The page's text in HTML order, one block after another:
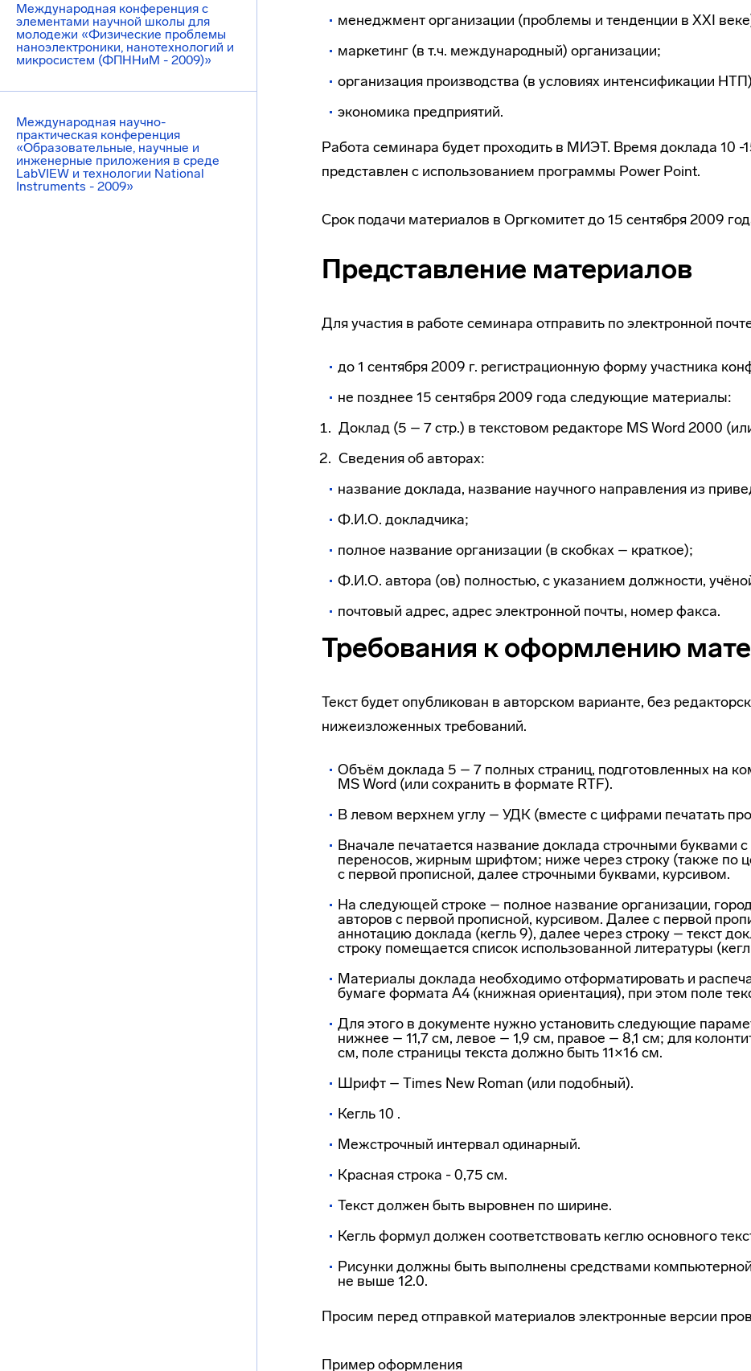
Международная конференция с
элементами научной школы для
молодежи «Физические проблемы
наноэлектроники, нанотехнологий и
микросистем (ФПННиМ - 2009)»
Международная научно-
практическая конференция
«Образовательные, научные и
инженерные приложения в среде
LabVIEW и технологии National
Instruments - 2009»
менеджмент организации (проблемы и тенденции в XXI
маркетинг (в т.ч. международный) организации;
организация производства (в условиях интенсификации
экономика предприятий.
Работа семинара будет проходить в МИЭТ. Время доклада 10
представлен с использованием программы Power Point.
Срок подачи материалов в Оргкомитет до 15 сентября 2009
Представление материалов
Для участия в работе семинара отправить по электронной
до 1 сентября 2009 г. регистрационную форму участника
не позднее 15 сентября 2009 года следующие материалы:
Доклад (5 – 7 стр.) в текстовом редакторе MS Word 2000
Сведения об авторах:
название доклада, название научного направления из
Ф.И.О. докладчика;
полное название организации (в скобках – краткое);
Ф.И.О. автора (ов) полностью, с указанием должности,
почтовый адрес, адрес электронной почты, номер факса.
Требования к оформлению
Текст будет опубликован в авторском варианте, без
нижеизложенных требований.
Объём доклада 5 – 7 полных страниц, подготовленных на
MS Word (или сохранить в формате RTF).
В левом верхнем углу – УДК (вместе с цифрами печатать
Вначале печатается название доклада строчными буквами
переносов, жирным шрифтом; ниже через строку (также по
с первой прописной, далее строчными буквами, курсивом.
На следующей строке – полное название организации,
авторов с первой прописной, курсивом. Далее с первой
аннотацию доклада (кегль 9), далее через строку – текст
строку помещается список использованной литературы
Материалы доклада необходимо отформатировать и
бумаге формата А4 (книжная ориентация), при этом поле
Для этого в документе нужно установить следующие
нижнее – 11,7 см, левое – 1,9 см, правое – 8,1 см; для
см, поле страницы текста должно быть 11×16 см.
Шрифт – Times New Roman (или подобный).
Кегль 10 .
Межстрочный интервал одинарный.
Красная строка - 0,75 см.
Текст должен быть выровнен по ширине.
Кегль формул должен соответствовать кеглю основного
Рисунки должны быть выполнены средствами
не выше 12.0.
Просим перед отправкой материалов электронные версии
Пример оформления